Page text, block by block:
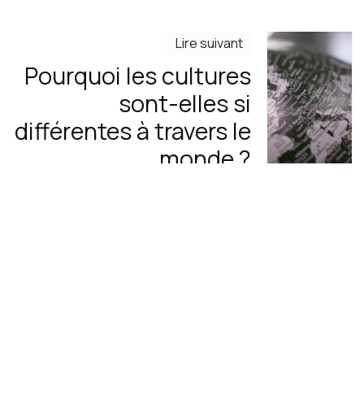
Lire suivant
Pourquoi les cultures
sont-elles si
différentes à travers le
monde ?